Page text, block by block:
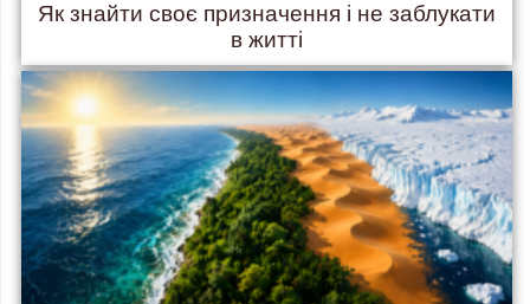
Як знайти своє призначення і не заблукати
в житті